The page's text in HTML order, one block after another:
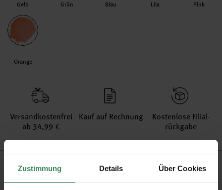
Zustimmung Details Über Cookies
Gelb Grün Blau Lila Pink
Orange
Versand­kosten­frei
ab 34,99 €
Kauf auf Rechnung
Kosten­lose Filial­
rückgabe
Produktinformation